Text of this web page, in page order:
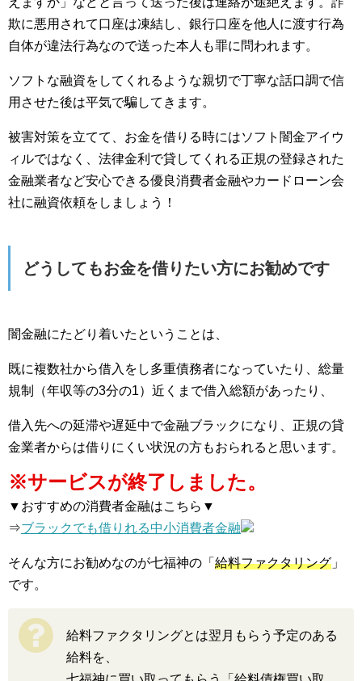
欺に悪用されて口座は凍結し、銀行口座を他人に渡す行為
自体が違法行為なので送った本人も罪に問われます。
ソフトな融資をしてくれるような親切で丁寧な話口調で信
用させた後は平気で騙してきます。
被害対策を立てて、お金を借りる時にはソフト闇金アイウ
ィルではなく、法律金利で貸してくれる正規の登録された
金融業者など安心できる優良消費者金融やカードローン会
社に融資依頼をしましょう！
どうしてもお金を借りたい方にお勧めです
闇金融にたどり着いたということは、
既に複数社から借入をし多重債務者になっていたり、総量
規制（年収等の3分の1）近くまで借入総額があったり、
借入先への延滞や遅延中で金融ブラックになり、正規の貸
金業者からは借りにくい状況の方もおられると思います。
※サービスが終了しました。
▼おすすめの消費者金融はこちら▼
⇒ブラックでも借りれる中小消費者金融
そんな方にお勧めなのが七福神の「 給料ファクタリング 」
です。
給料ファクタリングとは翌月もらう予定のある
給料を、